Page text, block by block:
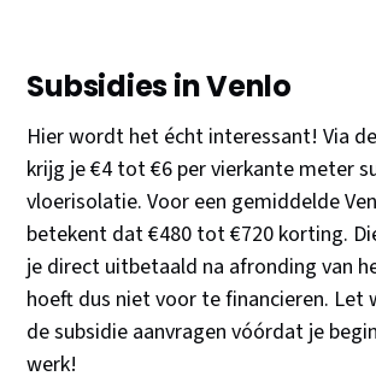
Subsidies in Venlo
Hier wordt het écht interessant! Via
krijg je €4 tot €6 per vierkante meter
vloerisolatie. Voor een gemiddelde
betekent dat €480 tot €720 korting.
je direct uitbetaald na afronding van
hoeft dus niet voor te financieren. Let
de subsidie aanvragen vóórdat je
werk!